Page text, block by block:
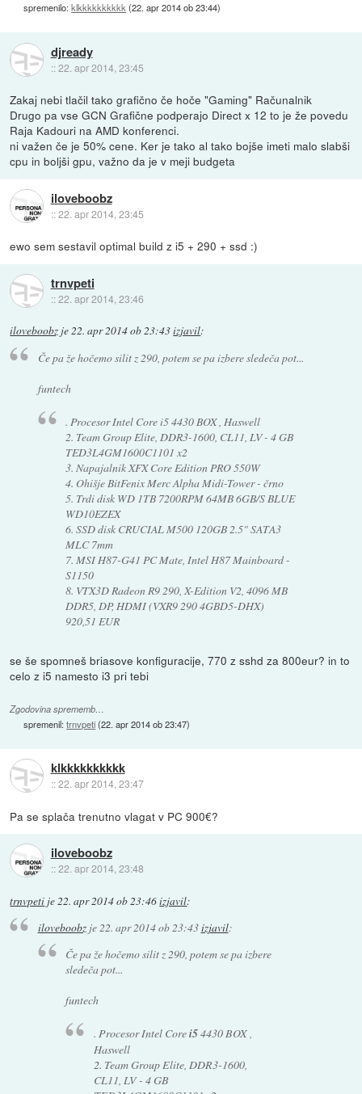
spremenilo:klkkkkkkkkkk(22. apr 2014 ob 23:44)
djready
::22. apr 2014, 23:45
Zakaj nebi tlačil tako grafično če hoče "Gaming" Računalnik
Drugo pa vse GCN Grafične podperajo Direct x 12 to je že povedu
Raja Kadouri na AMD konferenci.
ni važen če je 50% cene. Ker je tako al tako bojše imeti malo slabši
cpu in boljši gpu, važno da je v meji budgeta
iloveboobz
::22. apr 2014, 23:45
ewo sem sestavil optimal build z i5 + 290 + ssd :)
trnvpeti
::22. apr 2014, 23:46
iloveboobz je22. apr 2014 ob 23:43izjavil:
Če pa že hočemo silit z 290, potem se pa izbere sledeča pot...
funtech
. Procesor Intel Core i5 4430 BOX , Haswell
2. Team Group Elite, DDR3-1600, CL11, LV - 4 GB
TED3L4GM1600C1101 x2
3. Napajalnik XFX Core Edition PRO 550W
4. Ohišje BitFenix Merc Alpha Midi-Tower - črno
5. Trdi disk WD 1TB 7200RPM 64MB 6GB/S BLUE
WD10EZEX
6. SSD disk CRUCIAL M500 120GB 2.5" SATA3
MLC 7mm
7. MSI H87-G41 PC Mate, Intel H87 Mainboard -
S1150
8. VTX3D Radeon R9 290, X-Edition V2, 4096 MB
DDR5, DP, HDMI (VXR9 290 4GBD5-DHX)
920,51 EUR
se še spomneš briasove konfiguracije, 770 z sshd za 800eur? in to
celo z i5 namesto i3 pri tebi
Zgodovina sprememb…
spremenil:trnvpeti(22. apr 2014 ob 23:47)
klkkkkkkkkkk
::22. apr 2014, 23:47
Pa se splača trenutno vlagat v PC 900€?
iloveboobz
::22. apr 2014, 23:48
trnvpeti je22. apr 2014 ob 23:46izjavil:
iloveboobzje22. apr 2014 ob 23:43izjavil:
Če pa že hočemo silit z 290, potem se pa izbere
sledeča pot...
funtech
. Procesor Intel Corei54430 BOX ,
Haswell
2. Team Group Elite, DDR3-1600,
CL11, LV - 4 GB